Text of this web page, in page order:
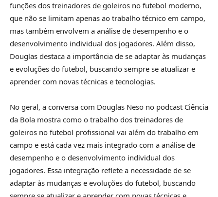
funções dos treinadores de goleiros no futebol moderno,
que não se limitam apenas ao trabalho técnico em campo,
mas também envolvem a análise de desempenho e o
desenvolvimento individual dos jogadores. Além disso,
Douglas destaca a importância de se adaptar às mudanças
e evoluções do futebol, buscando sempre se atualizar e
aprender com novas técnicas e tecnologias.
No geral, a conversa com Douglas Neso no podcast Ciência
da Bola mostra como o trabalho dos treinadores de
goleiros no futebol profissional vai além do trabalho em
campo e está cada vez mais integrado com a análise de
desempenho e o desenvolvimento individual dos
jogadores. Essa integração reflete a necessidade de se
adaptar às mudanças e evoluções do futebol, buscando